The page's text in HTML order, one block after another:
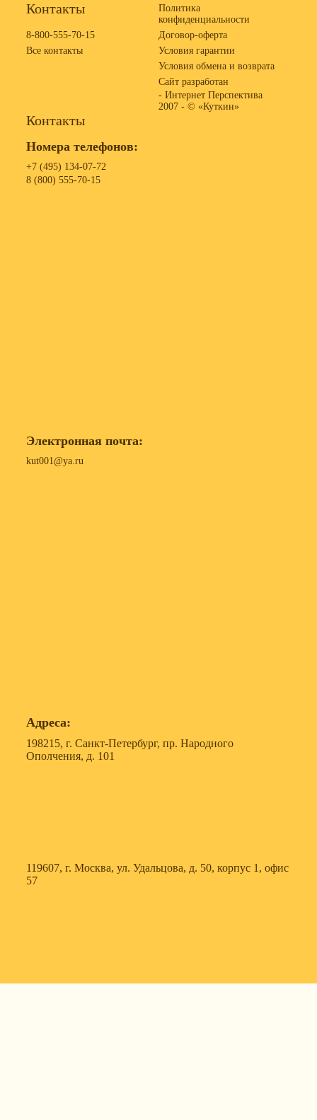
Контакты
8-800-555-70-15
Все контакты
Политика
конфиденциальности
Договор-оферта
Условия гарантии
Условия обмена и возврата
Сайт разработан
- Интернет Перспектива
2007 - © «Куткин»
Контакты
Номера телефонов:
+7 (495) 134-07-72
8 (800) 555-70-15
Электронная почта:
kut001@ya.ru
Адреса:
198215, г. Санкт-Петербург, пр. Народного
Ополчения, д. 101
119607, г. Москва, ул. Удальцова, д. 50, корпус 1, офис
57